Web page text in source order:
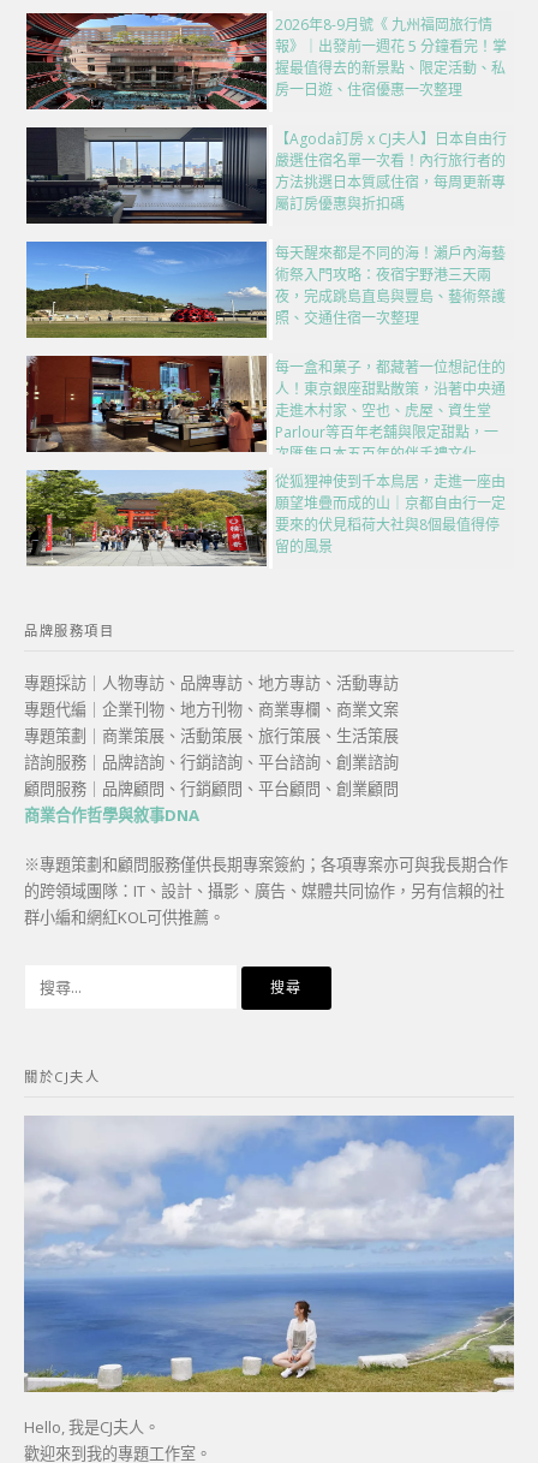
2026年8-9月號《 九州福岡旅行情
報》｜出發前一週花 5 分鐘看完！掌
握最值得去的新景點、限定活動、私
房一日遊、住宿優惠一次整理
【Agoda訂房 x CJ夫人】日本自由行
嚴選住宿名單一次看！內行旅行者的
方法挑選日本質感住宿，每周更新專
屬訂房優惠與折扣碼
每天醒來都是不同的海！瀨戶內海藝
術祭入門攻略：夜宿宇野港三天兩
夜，完成跳島直島與豐島、藝術祭護
照、交通住宿一次整理
每一盒和菓子，都藏著一位想記住的
人！東京銀座甜點散策，沿著中央通
走進木村家、空也、虎屋、資生堂
Parlour等百年老舖與限定甜點，一
次匯集日本五百年的伴手禮文化
從狐狸神使到千本鳥居，走進一座由
願望堆疊而成的山｜京都自由行一定
要來的伏見稻荷大社與8個最值得停
留的風景
品牌服務項目
專題採訪｜人物專訪、品牌專訪、地方專訪、活動專訪
專題代編｜企業刊物、地方刊物、商業專欄、商業文案
專題策劃｜商業策展、活動策展、旅行策展、生活策展
諮詢服務｜品牌諮詢、行銷諮詢、平台諮詢、創業諮詢
顧問服務｜品牌顧問、行銷顧問、平台顧問、創業顧問
商業合作哲學與敘事DNA
※專題策劃和顧問服務僅供長期專案簽約；各項專案亦可與我長期合作
的跨領域團隊：IT、設計、攝影、廣告、媒體共同協作，另有信賴的社
群小編和網紅KOL可供推薦。
字:
關於CJ夫人
Hello, 我是CJ夫人。
歡迎來到我的專題工作室。